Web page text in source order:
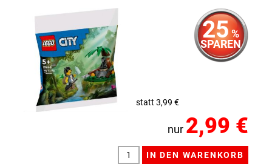
25 %
SPAREN
statt 3,99 €
nur 2,99 €